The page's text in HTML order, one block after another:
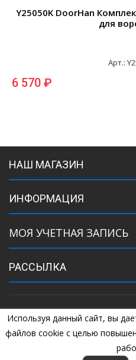
Используя данный сайт, вы
файлов cookie с целью
Y25050K DoorHan
для
Арт.:
6 570 ₽
НАШ МАГАЗИН
ИНФОРМАЦИЯ
МОЯ УЧЕТНАЯ ЗАПИСЬ
РАССЫЛКА
©2005Комплектующие для ворот.
04-44